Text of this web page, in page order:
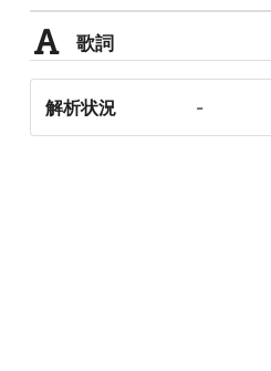
歌詞
解析状況 -